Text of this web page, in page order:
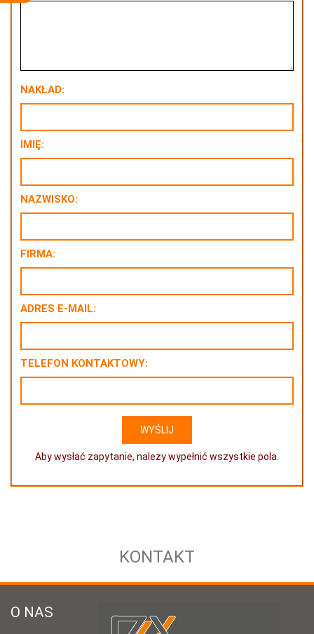
NAKŁAD:
IMIĘ:
NAZWISKO:
FIRMA:
ADRES E-MAIL:
TELEFON KONTAKTOWY:
Aby wysłać zapytanie, należy wypełnić wszystkie pola.
KONTAKT